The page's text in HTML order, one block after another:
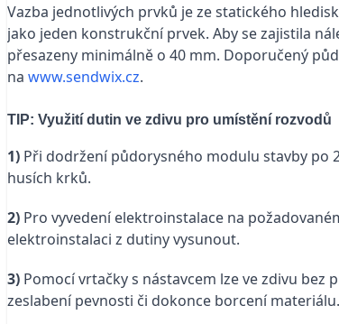
Vazba jednotlivých prvků je ze statického
jako jeden konstrukční prvek. Aby se zajistila
přesazeny minimálně o 40 mm. Doporučený
na www.sendwix.cz.
TIP: Využití dutin ve zdivu pro umístění rozvodů
1) Při dodržení půdorysného modulu stavby po
husích krků.
2) Pro vyvedení elektroinstalace na
elektroinstalaci z dutiny vysunout.
3) Pomocí vrtačky s nástavcem lze ve zdivu
zeslabení pevnosti či dokonce borcení materiálu.